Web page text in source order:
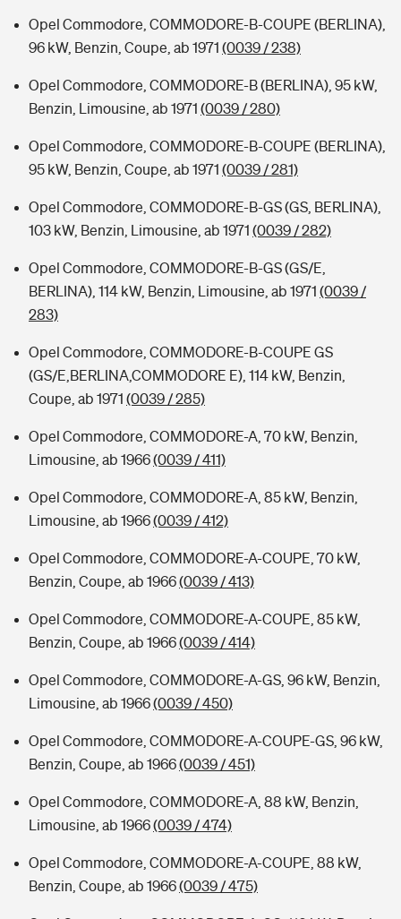
Opel Commodore, COMMODORE-B-COUPE (BERLINA),
96 kW, Benzin, Coupe, ab 1971 (0039 / 238)
Opel Commodore, COMMODORE-B (BERLINA), 95 kW,
Benzin, Limousine, ab 1971 (0039 / 280)
Opel Commodore, COMMODORE-B-COUPE (BERLINA),
95 kW, Benzin, Coupe, ab 1971 (0039 / 281)
Opel Commodore, COMMODORE-B-GS (GS, BERLINA),
103 kW, Benzin, Limousine, ab 1971 (0039 / 282)
Opel Commodore, COMMODORE-B-GS (GS/E,
BERLINA), 114 kW, Benzin, Limousine, ab 1971 (0039 /
283)
Opel Commodore, COMMODORE-B-COUPE GS
(GS/E,BERLINA,COMMODORE E), 114 kW, Benzin,
Coupe, ab 1971 (0039 / 285)
Opel Commodore, COMMODORE-A, 70 kW, Benzin,
Limousine, ab 1966(0039 / 411)
Opel Commodore, COMMODORE-A, 85 kW, Benzin,
Limousine, ab 1966(0039 / 412)
Opel Commodore, COMMODORE-A-COUPE, 70 kW,
Benzin, Coupe, ab 1966(0039 / 413)
Opel Commodore, COMMODORE-A-COUPE, 85 kW,
Benzin, Coupe, ab 1966(0039 / 414)
Opel Commodore, COMMODORE-A-GS, 96 kW, Benzin,
Limousine, ab 1966(0039 / 450)
Opel Commodore, COMMODORE-A-COUPE-GS, 96 kW,
Benzin, Coupe, ab 1966(0039 / 451)
Opel Commodore, COMMODORE-A, 88 kW, Benzin,
Limousine, ab 1966(0039 / 474)
Opel Commodore, COMMODORE-A-COUPE, 88 kW,
Benzin, Coupe, ab 1966(0039 / 475)